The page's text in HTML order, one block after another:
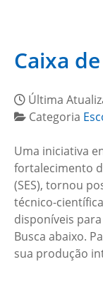
Caixa
Última
Categoria
Uma iniciativa
fortalecimento
(SES), tornou
técnico-
disponíveis
Busca abaixo.
sua produção